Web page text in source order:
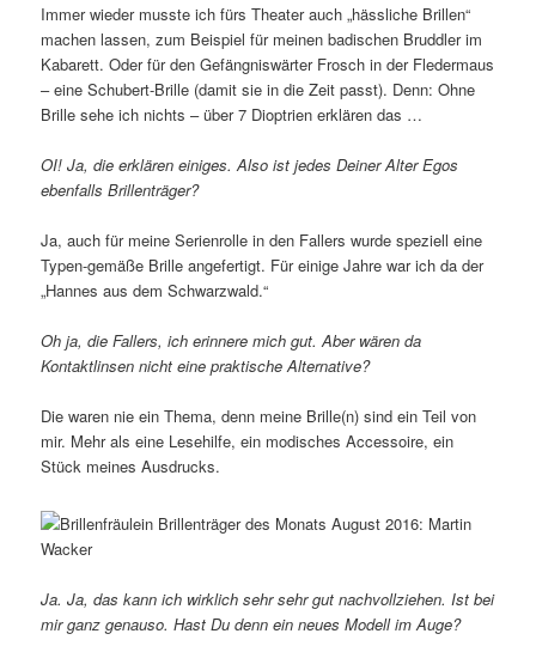
Immer wieder musste ich fürs Theater auch „hässliche Brillen“
machen lassen, zum Beispiel für meinen badischen Bruddler im
Kabarett. Oder für den Gefängniswärter Frosch in der Fledermaus
– eine Schubert-Brille (damit sie in die Zeit passt). Denn: Ohne
Brille sehe ich nichts – über 7 Dioptrien erklären das …
OI! Ja, die erklären einiges. Also ist jedes Deiner Alter Egos
ebenfalls Brillenträger?
Ja, auch für meine Serienrolle in den Fallers wurde speziell eine
Typen-gemäße Brille angefertigt. Für einige Jahre war ich da der
„Hannes aus dem Schwarzwald.“
Oh ja, die Fallers, ich erinnere mich gut. Aber wären da
Kontaktlinsen nicht eine praktische Alternative?
Die waren nie ein Thema, denn meine Brille(n) sind ein Teil von
mir. Mehr als eine Lesehilfe, ein modisches Accessoire, ein
Stück meines Ausdrucks.
Ja. Ja, das kann ich wirklich sehr sehr gut nachvollziehen. Ist bei
mir ganz genauso. Hast Du denn ein neues Modell im Auge?